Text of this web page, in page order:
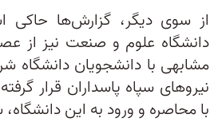
از سوی دیگر، گزارش‌ها‌ حاکی
دانشگاه علوم و صنعت نیز از
مشابهی با دانشجویان
نیروهای سپاه پاسداران قرار
با محاصره و ورود به این